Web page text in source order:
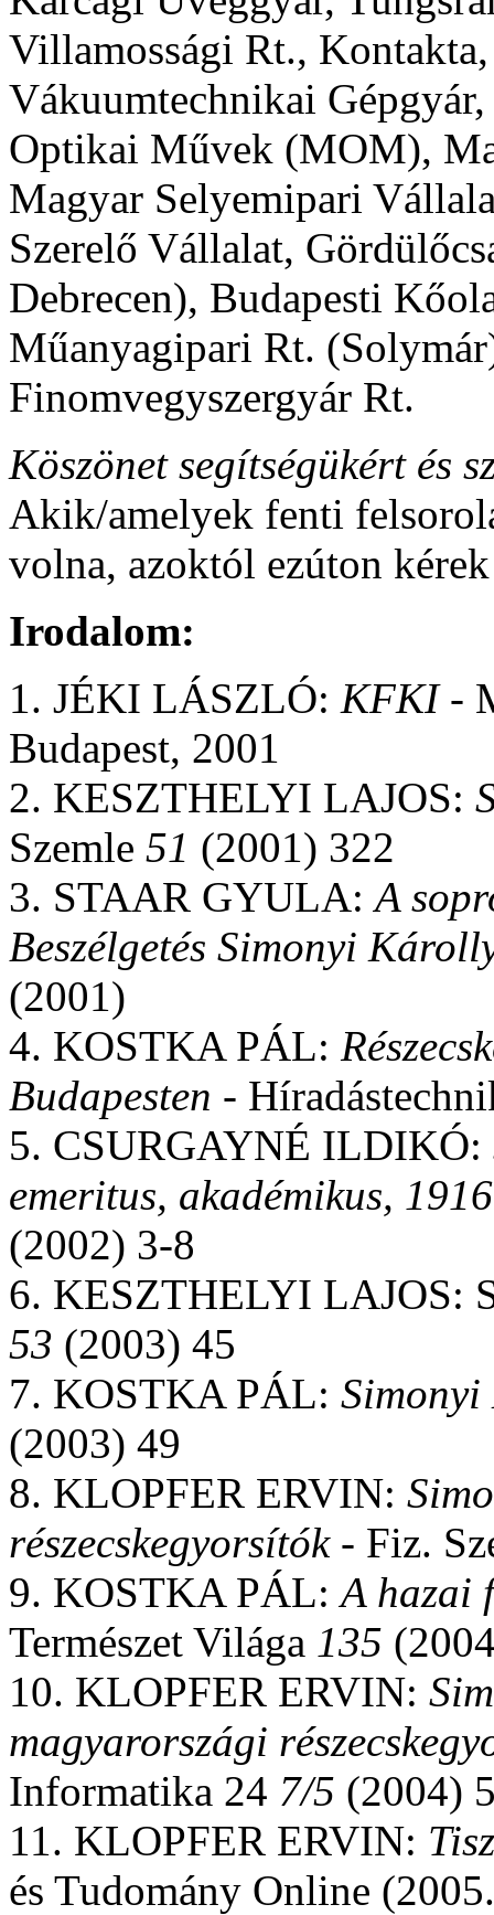
Villamossági Rt.,
Vákuumtechnikai
Optikai Művek (MOM),
Magyar Selyemipari
Szerelő Vállalat,
Debrecen), Budapesti
Műanyagipari Rt.
Finomvegyszergyár Rt.
Köszönet segítségükért és
Akik/amelyek fenti
volna, azoktól ezúton
Irodalom:
1. JÉKI LÁSZLÓ: KFKI-
Budapest, 2001
2. KESZTHELYI LAJOS:
Szemle 51 (2001) 322
3. STAAR GYULA:A
Beszélgetés Simonyi
(2001)
4. KOSTKA PÁL:
Budapesten -
5. CSURGAYNÉ ILDIKÓ:
emeritus, akadémikus,
(2002) 3-8
6. KESZTHELYI LAJOS:
53 (2003) 45
7. KOSTKA PÁL:
(2003) 49
8. KLOPFER ERVIN:
részecskegyorsítók- Fiz.
9. KOSTKA PÁL:A hazai
Természet Világa 135
10. KLOPFER ERVIN:
magyarországi
Informatika 24 7/5 (2004)
11. KLOPFER ERVIN:
és Tudomány Online